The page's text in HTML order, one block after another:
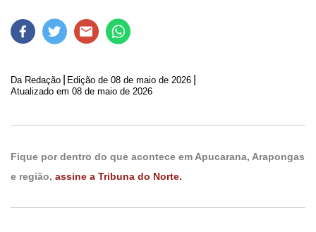
Da Redação Edição de 08 de maio de 2026
Atualizado em 08 de maio de 2026
Fique por dentro do que acontece em Apucarana, Arapongas
e região, assine a Tribuna do Norte.